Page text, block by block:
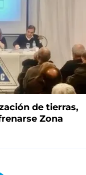
de tierras,
Zona